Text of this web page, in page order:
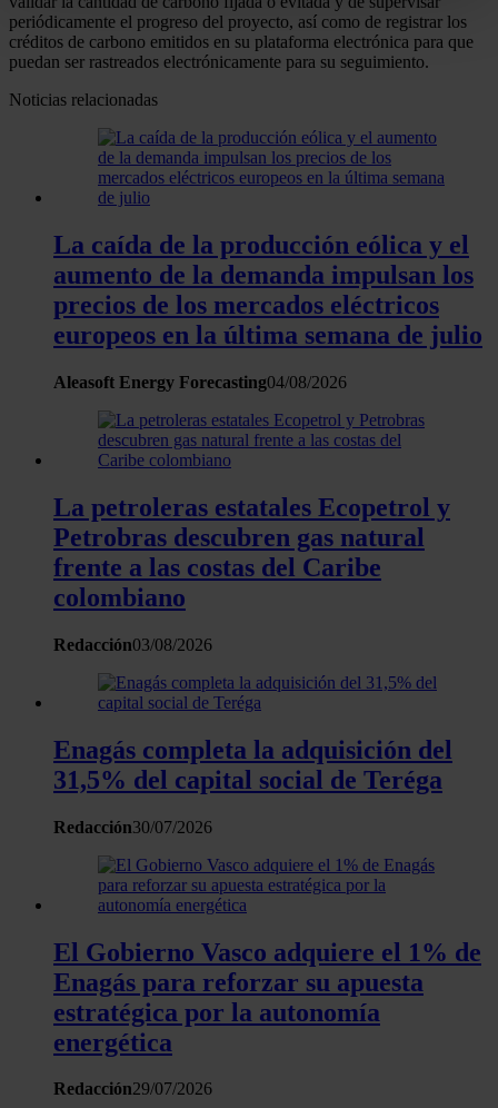
Identificar su dispositivo analizándolo activamente
para buscar características específicas (huellas
digitales)
Obtenga más información sobre cómo se procesan sus
sección de datos. Puede cambiar o retirar su
consentimiento en cualquier momento en la Declaración
de cookies.
Las cookies de este sitio web se usan para personalizar
el contenido y los anuncios, ofrecer funciones de redes
sociales y analizar el tráfico. Además, compartimos
información sobre el uso que haga del sitio web con
web, quienes pueden combinarla con otra información
que les haya proporcionado o que hayan recopilado a
partir del uso que haya hecho de sus servicios.
periódicamente el progreso del proyecto, así como de registrar los
créditos de carbono emitidos en su plataforma electrónica para que
puedan ser rastreados electrónicamente para su seguimiento.
Noticias relacionadas
La caída de la producción eólica y el
aumento de la demanda impulsan los
precios de los mercados eléctricos
europeos en la última semana de julio
Aleasoft Energy Forecasting04/08/2026
La petroleras estatales Ecopetrol y
Petrobras descubren gas natural
frente a las costas del Caribe
colombiano
Redacción03/08/2026
Enagás completa la adquisición del
31,5% del capital social de Teréga
Redacción30/07/2026
El Gobierno Vasco adquiere el 1% de
Enagás para reforzar su apuesta
estratégica por la autonomía
energética
Redacción29/07/2026